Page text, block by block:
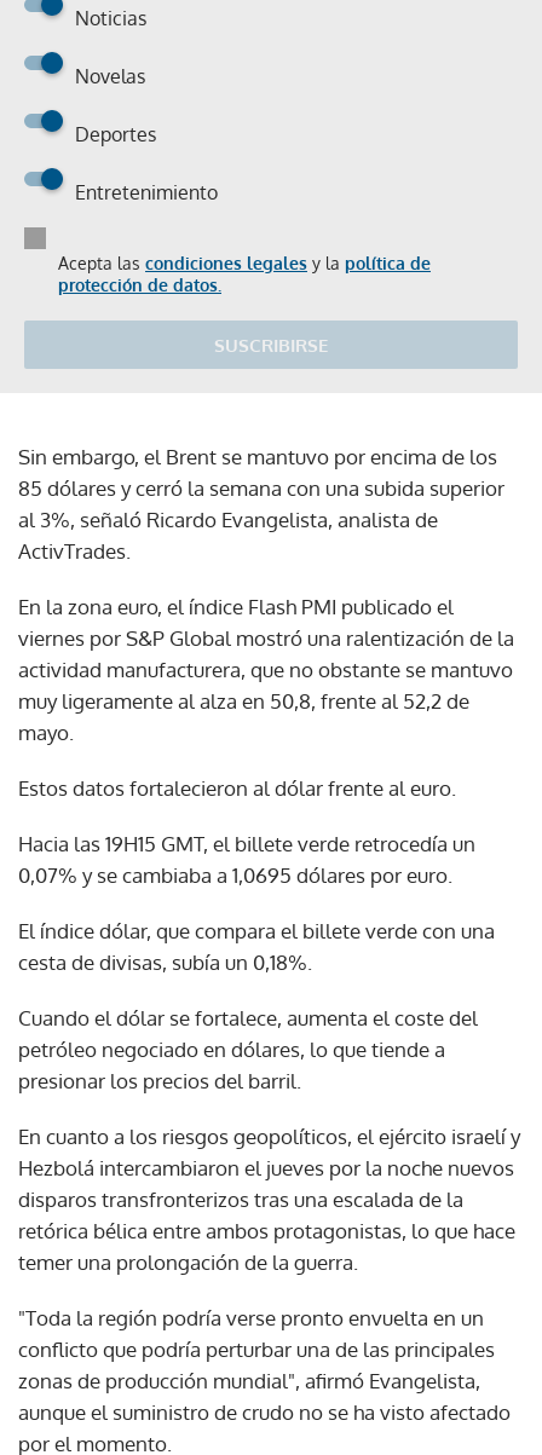
Noticias
Novelas
Deportes
Entretenimiento
Acepta las condiciones legales y la política de
protección de datos.
SUSCRIBIRSE
Sin embargo, el Brent se mantuvo por encima de los
85 dólares y cerró la semana con una subida superior
al 3%, señaló Ricardo Evangelista, analista de
ActivTrades.
En la zona euro, el índice Flash PMI publicado el
viernes por S&P Global mostró una ralentización de la
actividad manufacturera, que no obstante se mantuvo
muy ligeramente al alza en 50,8, frente al 52,2 de
mayo.
Estos datos fortalecieron al dólar frente al euro.
Hacia las 19H15 GMT, el billete verde retrocedía un
0,07% y se cambiaba a 1,0695 dólares por euro.
El índice dólar, que compara el billete verde con una
cesta de divisas, subía un 0,18%.
Cuando el dólar se fortalece, aumenta el coste del
petróleo negociado en dólares, lo que tiende a
presionar los precios del barril.
En cuanto a los riesgos geopolíticos, el ejército israelí y
Hezbolá intercambiaron el jueves por la noche nuevos
disparos transfronterizos tras una escalada de la
retórica bélica entre ambos protagonistas, lo que hace
temer una prolongación de la guerra.
"Toda la región podría verse pronto envuelta en un
conflicto que podría perturbar una de las principales
zonas de producción mundial", afirmó Evangelista,
aunque el suministro de crudo no se ha visto afectado
por el momento.